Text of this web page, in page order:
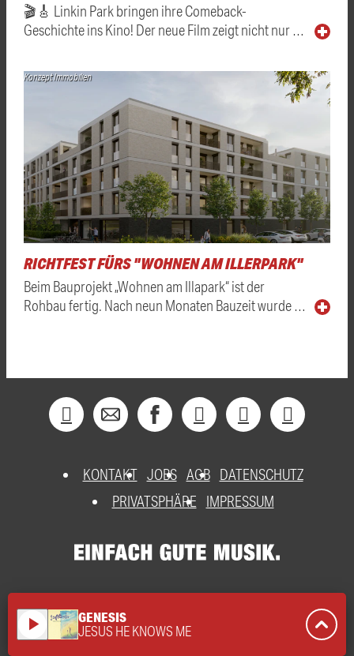
🎬🎸 Linkin Park bringen ihre Comeback-
Geschichte ins Kino! Der neue Film zeigt nicht nur …
Konzept Immobilien
RICHTFEST FÜRS "WOHNEN AM ILLERPARK"
Beim Bauprojekt „Wohnen am Illapark“ ist der
Rohbau fertig. Nach neun Monaten Bauzeit wurde …
KONTAKT JOBS AGB DATENSCHUTZ
PRIVATSPHÄRE
IMPRESSUM
play_arrow GENESIS
JESUS HE KNOWS ME